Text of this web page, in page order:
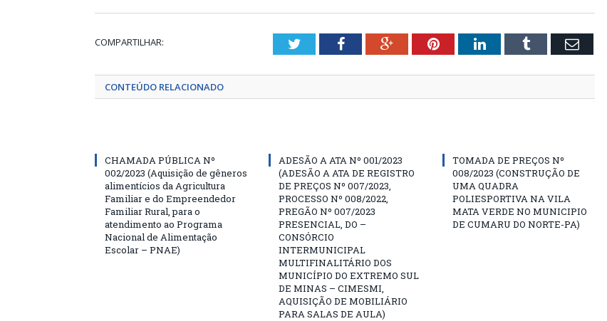
COMPARTILHAR: TwitterFacebookGoogle+PinterestLinkedInTumblr Email
CONTEÚDO RELACIONADO
CHAMADA PÚBLICA Nº
002/2023 (Aquisição de gêneros
alimentícios da Agricultura
Familiar e do Empreendedor
Familiar Rural, para o
atendimento ao Programa
Nacional de Alimentação
Escolar – PNAE)
ADESÃO A ATA Nº 001/2023
(ADESÃO A ATA DE REGISTRO
DE PREÇOS Nº 007/2023,
PROCESSO Nº 008/2022,
PREGÃO Nº 007/2023
PRESENCIAL, DO –
CONSÓRCIO
INTERMUNICIPAL
MULTIFINALITÁRIO DOS
MUNICÍPIO DO EXTREMO SUL
DE MINAS – CIMESMI,
AQUISIÇÃO DE MOBILIÁRIO
PARA SALAS DE AULA)
TOMADA DE PREÇOS Nº
008/2023 (CONSTRUÇÃO DE
UMA QUADRA
POLIESPORTIVA NA VILA
MATA VERDE NO MUNICIPIO
DE CUMARU DO NORTE-PA)